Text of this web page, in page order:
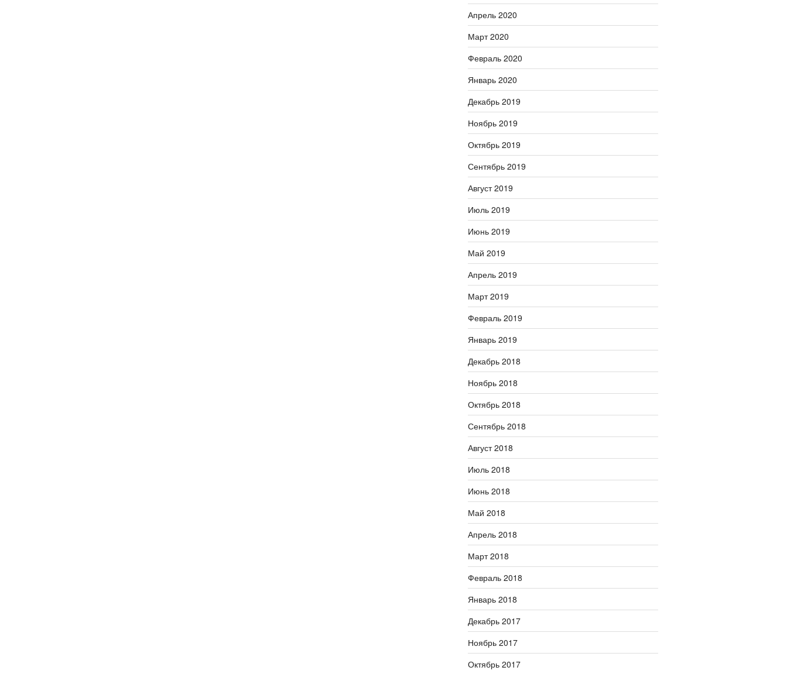
Апрель 2020
Март 2020
Февраль 2020
Январь 2020
Декабрь 2019
Ноябрь 2019
Октябрь 2019
Сентябрь 2019
Август 2019
Июль 2019
Июнь 2019
Май 2019
Апрель 2019
Март 2019
Февраль 2019
Январь 2019
Декабрь 2018
Ноябрь 2018
Октябрь 2018
Сентябрь 2018
Август 2018
Июль 2018
Июнь 2018
Май 2018
Апрель 2018
Март 2018
Февраль 2018
Январь 2018
Декабрь 2017
Ноябрь 2017
Октябрь 2017